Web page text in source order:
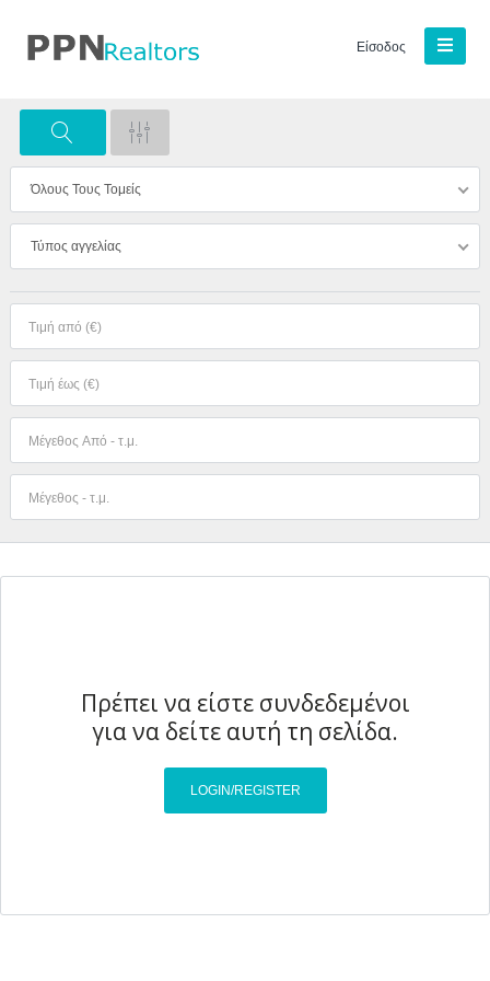
Συνδεθείτε
Είσοδος
Όλους Τους Τομείς
Τύπος αγγελίας
Πρέπει να είστε συνδεδεμένοι
για να δείτε αυτή τη σελίδα.
LOGIN/REGISTER